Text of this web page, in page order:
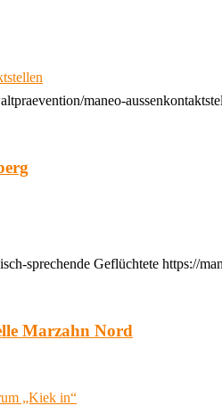
maneo-
sprechende Geflüchtete https://
Marzahn Nord
„Kiek in“